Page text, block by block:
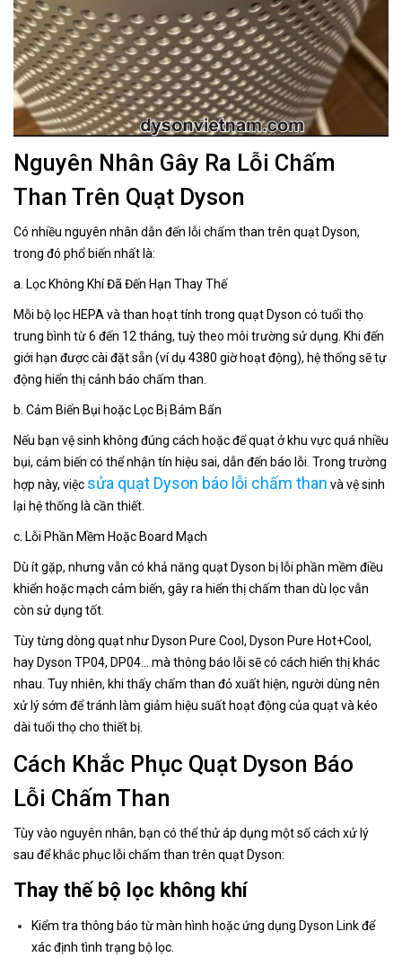
Nguyên Nhân Gây Ra Lỗi Chấm
Than Trên Quạt Dyson
Có nhiều nguyên nhân dẫn đến lỗi chấm than trên quạt Dyson,
trong đó phổ biến nhất là:
a. Lọc Không Khí Đã Đến Hạn Thay Thế
Mỗi bộ lọc HEPA và than hoạt tính trong quạt Dyson có tuổi thọ
trung bình từ 6 đến 12 tháng, tuỳ theo môi trường sử dụng. Khi đến
giới hạn được cài đặt sẵn (ví dụ 4380 giờ hoạt động), hệ thống sẽ tự
động hiển thị cảnh báo chấm than.
b. Cảm Biến Bụi hoặc Lọc Bị Bám Bẩn
Nếu bạn vệ sinh không đúng cách hoặc để quạt ở khu vực quá nhiều
bụi, cảm biến có thể nhận tín hiệu sai, dẫn đến báo lỗi. Trong trường
hợp này, việc sửa quạt Dyson báo lỗi chấm than và vệ sinh
lại hệ thống là cần thiết.
c. Lỗi Phần Mềm Hoặc Board Mạch
Dù ít gặp, nhưng vẫn có khả năng quạt Dyson bị lỗi phần mềm điều
khiển hoặc mạch cảm biến, gây ra hiển thị chấm than dù lọc vẫn
còn sử dụng tốt.
Tùy từng dòng quạt như Dyson Pure Cool, Dyson Pure Hot+Cool,
hay Dyson TP04, DP04... mà thông báo lỗi sẽ có cách hiển thị khác
nhau. Tuy nhiên, khi thấy chấm than đỏ xuất hiện, người dùng nên
xử lý sớm để tránh làm giảm hiệu suất hoạt động của quạt và kéo
dài tuổi thọ cho thiết bị.
Cách Khắc Phục Quạt Dyson Báo
Lỗi Chấm Than
Tùy vào nguyên nhân, bạn có thể thử áp dụng một số cách xử lý
sau để khắc phục lỗi chấm than trên quạt Dyson:
Thay thế bộ lọc không khí
Kiểm tra thông báo từ màn hình hoặc ứng dụng Dyson Link để
xác định tình trạng bộ lọc.